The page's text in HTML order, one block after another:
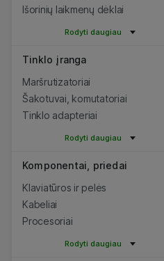
Išorinių laikmenų dėklai
Rodyti daugiau
Tinklo įranga
Maršrutizatoriai
Šakotuvai, komutatoriai
Tinklo adapteriai
Rodyti daugiau
Komponentai, priedai
Klaviatūros ir pelės
Kabeliai
Procesoriai
Rodyti daugiau